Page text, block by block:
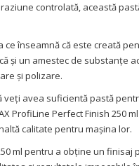
controlată, această
ce înseamnă că este creată
și un amestec de substanțe
și polizare.
avea suficientă pastă
ProfiLine Perfect Finish 250
calitate pentru mașina lor.
ml pentru a obține un